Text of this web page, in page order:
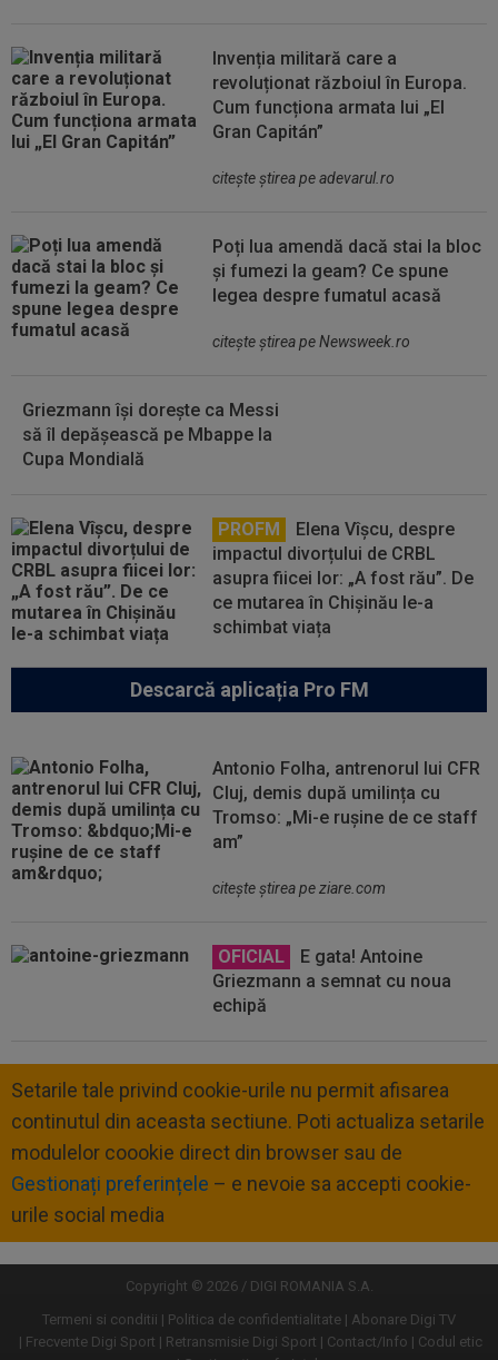
Invenția militară care a
revoluționat războiul în Europa.
Cum funcționa armata lui „El
Gran Capitán”
citeşte ştirea pe adevarul.ro
Poți lua amendă dacă stai la bloc
și fumezi la geam? Ce spune
legea despre fumatul acasă
citeşte ştirea pe Newsweek.ro
Griezmann își dorește ca Messi
să îl depășească pe Mbappe la
Cupa Mondială
PROFM
Elena Vîșcu, despre
impactul divorțului de CRBL
asupra fiicei lor: „A fost rău”. De
ce mutarea în Chișinău le-a
schimbat viața
Descarcă aplicația Pro FM
Antonio Folha, antrenorul lui CFR
Cluj, demis după umilința cu
Tromso: „Mi-e rușine de ce staff
am”
citeşte ştirea pe ziare.com
OFICIAL
E gata! Antoine
Griezmann a semnat cu noua
echipă
Setarile tale privind cookie-urile nu permit afisarea
continutul din aceasta sectiune. Poti actualiza setarile
modulelor coookie direct din browser sau de
Gestionați preferințele – e nevoie sa accepti cookie-
urile social media
Copyright © 2026 / DIGI ROMANIA S.A.
Termeni si conditii
Politica de confidentialitate
Abonare Digi TV
Frecvente Digi Sport
Retransmisie Digi Sport Contact/Info
Codul etic